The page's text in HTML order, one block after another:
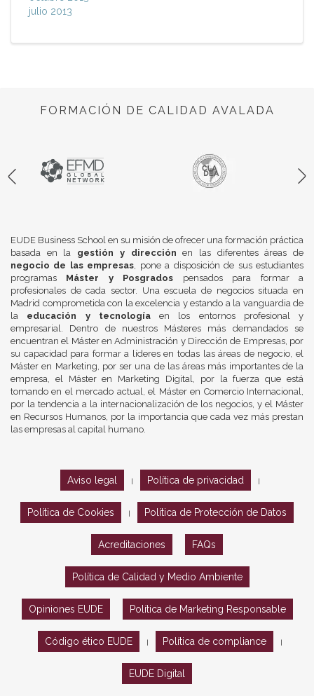
julio 2013
FORMACIÓN DE CALIDAD AVALADA
EUDE Business School en su misión de ofrecer una formación práctica
basada en la gestión y dirección en las diferentes áreas de
negocio de las empresas, pone a disposición de sus estudiantes
programas Máster y Posgrados pensados para formar a
profesionales de cada sector. Una escuela de negocios situada en
Madrid comprometida con la excelencia y estando a la vanguardia de
la educación y tecnologíaen los entornos profesional y
empresarial. Dentro de nuestros Másteres más demandados se
encuentran el Máster en Administración y Dirección de Empresas, por
su capacidad para formar a líderes en todas las áreas de negocio, el
Máster en Marketing, por ser una de las áreas más importantes de la
empresa, el Máster en Marketing Digital, por la fuerza que está
tomando en el mercado actual, el Máster en Comercio Internacional,
por la tendencia a la internacionalización de los negocios, y el Máster
en Recursos Humanos, por la importancia que cada vez más prestan
las empresas al capital humano.
Aviso legal Política de privacidad
Política de Cookies Política de Protección de Datos
Acreditaciones FAQs
Política de Calidad y Medio Ambiente
Opiniones EUDE Política de Marketing Responsable
Código ético EUDE Política de compliance
EUDE Digital